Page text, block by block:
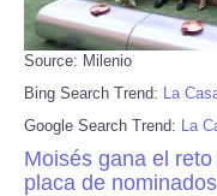
Source: Milenio
Bing Search Trend: La
Google Search Trend: La
Moisés gana el
placa de